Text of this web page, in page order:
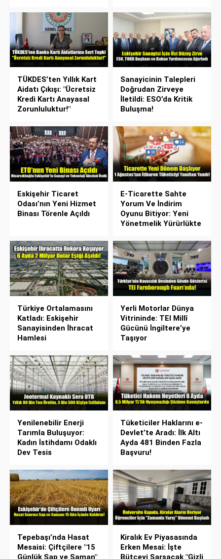
TÜKDES’ten Yıllık Kart
Aidatı Çıkışı: "Ücretsiz
Kredi Kartı Anayasal
Zorunluluktur!"
Sanayicinin Talepleri
Doğrudan Zirveye
İletildi: ESO’da Kritik
Buluşma!
Eskişehir Ticaret
Odası’nın Yeni Hizmet
Binası Törenle Açıldı
E-Ticarette Sahte
Yorum Ve İndirim
Oyunu Bitiyor: Yeni
Yönetmelik Yürürlükte
Türkiye Ortalamasını
Katladı: Eskişehir
Sanayisinden İhracat
Hamlesi
Yerli Motorlar Dünya
Vitrininde: TEI Millî
Gücünü İngiltere’ye
Taşıyor
Yenilenebilir Enerji
Tarımla Buluşuyor:
Kadın İstihdamı Odaklı
Dev Tesis
Tüketiciler Haklarını e-
Devlet’te Aradı: İlk Altı
Ayda 481 Binden Fazla
Başvuru!
Tepebaşı’nda Hasat
Mesaisi: Çiftçilere "15
Günlük Sap ve Saman"
Kiralık Ev Piyasasında
Erken Mesai: İşte
Bütçeyi Sarsacak "Gizli